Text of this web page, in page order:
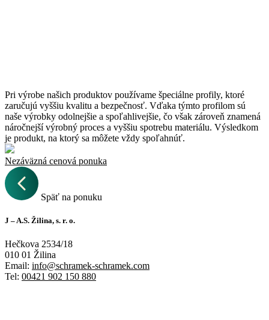
Pri výrobe našich produktov používame špeciálne profily, ktoré
zaručujú vyššiu kvalitu a bezpečnosť. Vďaka týmto profilom sú
naše výrobky odolnejšie a spoľahlivejšie, čo však zároveň znamená
náročnejší výrobný proces a vyššiu spotrebu materiálu. Výsledkom
je produkt, na ktorý sa môžete vždy spoľahnúť.
Nezáväzná cenová ponuka
Späť na ponuku
J – A.S. Žilina, s. r. o.
Hečkova 2534/18
010 01 Žilina
Email: info@schramek-schramek.com
Tel: 00421 902 150 880